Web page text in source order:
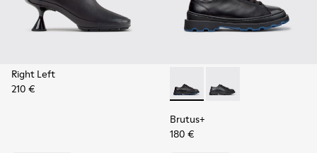
Right Left
210 €
Brutus+ - K201839-006 -
Brutus+ - K201839-
Brutus+
180 €